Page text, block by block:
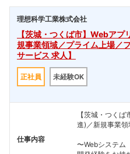
フォロ
理想科学工業株式会社
【茨城・つくば市】Webア
規事業領域／プライム上場／
サービス 求人】
正社員 未経験OK
仕事内容
【茨城・つく
進)／新規事業
〜Webシステム